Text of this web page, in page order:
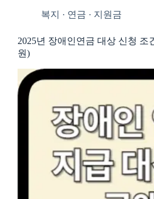
복지 · 연금 · 지원금
2025년 장애인연금 대상 신청 조
원)